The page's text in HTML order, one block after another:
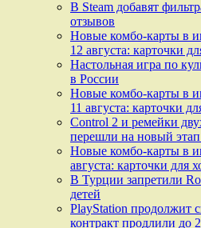
В Steam добавят
отзывов
Новые комбо-карты в
12 августа: карточки
Настольная игра по
в России
Новые комбо-карты в
11 августа: карточки
Control 2 и ремейки
перешли на новый этап
Новые комбо-карты в
августа: карточки для
В Турции запретили
детей
PlayStation
контракт продлили до